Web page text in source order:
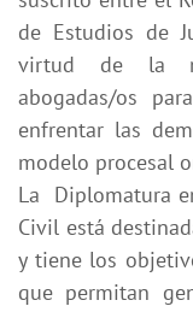
de Estudios de
virtud de la
abogadas/os
enfrentar las
modelo procesal
La Diplomatura
Civil está
y tiene los
que permitan